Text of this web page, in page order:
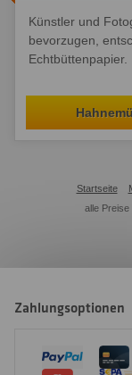
Künstler und
bevorzugen,
Echtbüttenpapier.
Startseite
alle
Zahlungsoptionen